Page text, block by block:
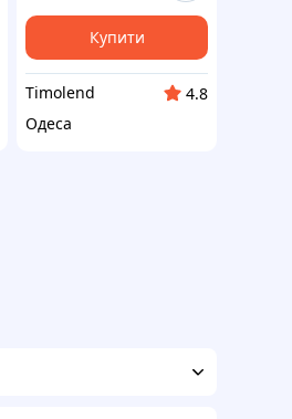
Купити
Timolend
4.8
Одеса